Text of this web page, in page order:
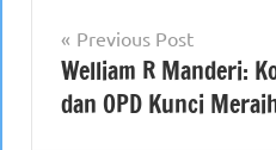
Navigasi
pos
Previous Post
Welliam R Manderi:
dan OPD Kunci